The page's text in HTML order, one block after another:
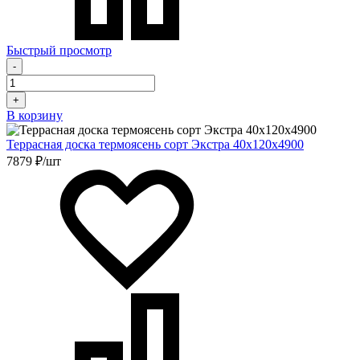
Быстрый просмотр
-
+
В корзину
Террасная доска термоясень сорт Экстра 40х120х4900
7879 ₽/шт